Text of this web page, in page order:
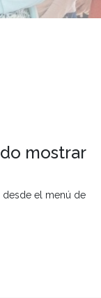
mostrar
desde el menú de